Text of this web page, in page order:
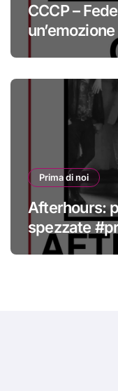
CCCP –
#primadinoi
Prima di noi
Afterhours:
spezzate